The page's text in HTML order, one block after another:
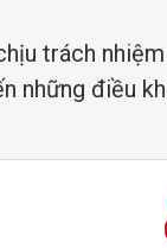
trách
những điều